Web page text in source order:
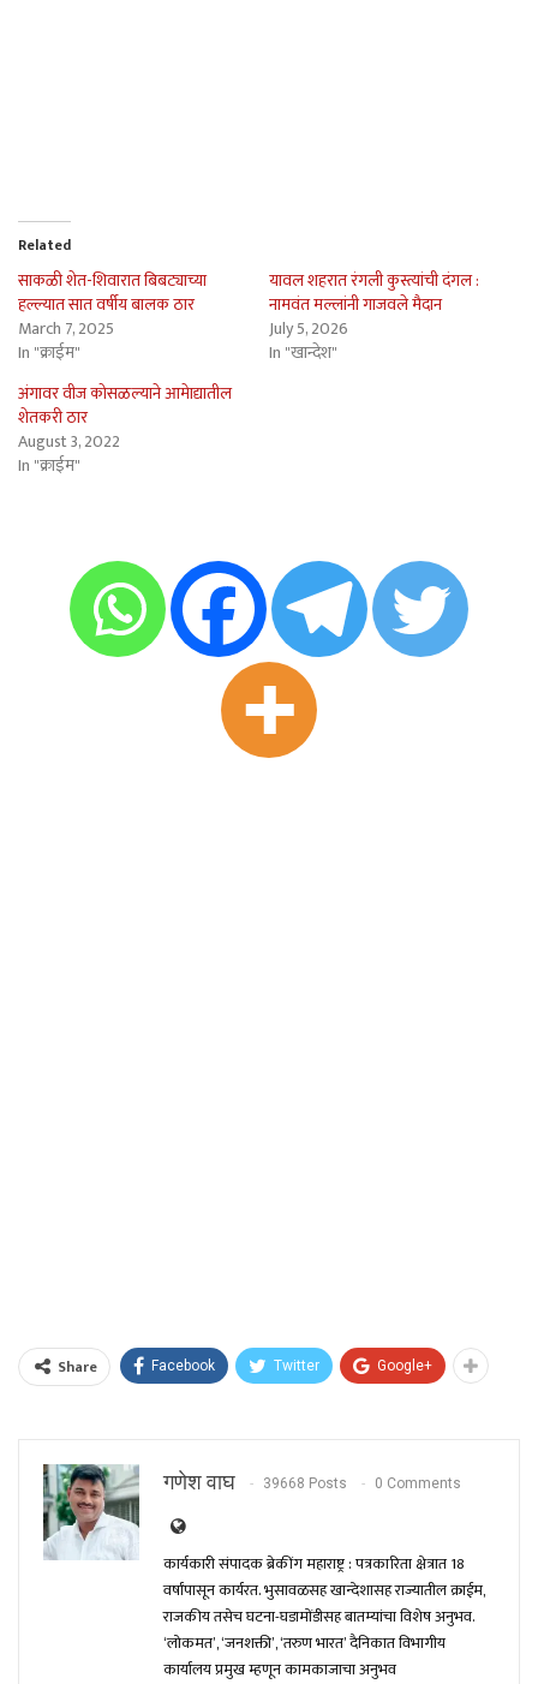
Related
साकळी शेत-शिवारात बिबट्याच्या
हल्ल्यात सात वर्षीय बालक ठार
March 7, 2025
In "क्राईम"
यावल शहरात रंगली कुस्त्यांची दंगल :
नामवंत मल्लांनी गाजवले मैदान
July 5, 2026
In "खान्देश"
अंगावर वीज कोसळल्याने आमेाद्यातील
शेतकरी ठार
August 3, 2022
In "क्राईम"
Share Facebook Twitter Google+
गणेश वाघ 39668 Posts 0 Comments
कार्यकारी संपादक ब्रेकींग महाराष्ट्र : पत्रकारिता क्षेत्रात 18
वर्षांपासून कार्यरत. भुसावळसह खान्देशासह राज्यातील क्राईम,
राजकीय तसेच घटना-घडामोंडीसह बातम्यांचा विशेष अनुभव.
‘लोकमत’, ‘जनशक्ती’, ‘तरुण भारत’ दैनिकात विभागीय
कार्यालय प्रमुख म्हणून कामकाजाचा अनुभव